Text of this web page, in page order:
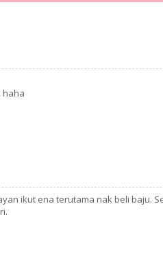
haha
ikut ena terutama nak beli baju.